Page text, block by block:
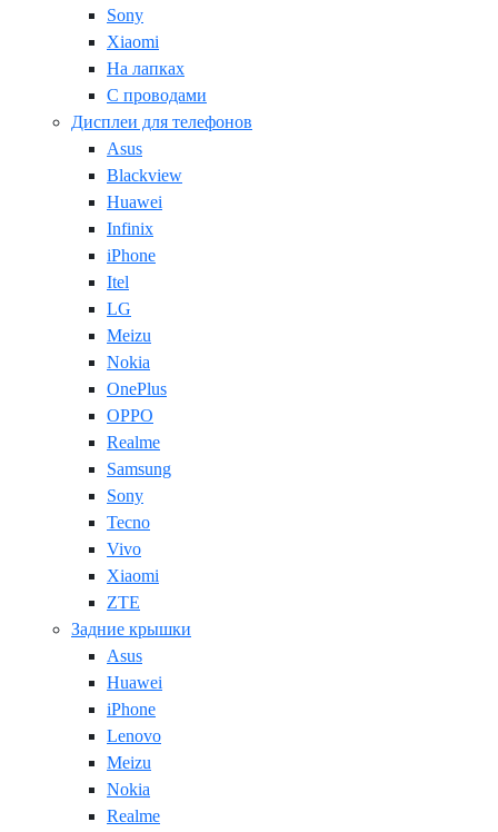
Sony
Xiaomi
На лапках
С проводами
Дисплеи для телефонов
Asus
Blackview
Huawei
Infinix
iPhone
Itel
LG
Meizu
Nokia
OnePlus
OPPO
Realme
Samsung
Sony
Tecno
Vivo
Xiaomi
ZTE
Задние крышки
Asus
Huawei
iPhone
Lenovo
Meizu
Nokia
Realme